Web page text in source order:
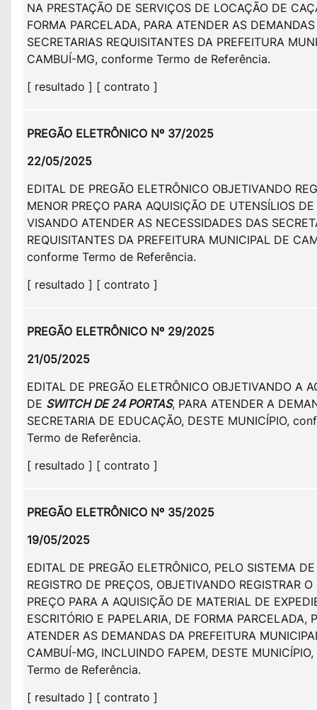
NA PRESTAÇÃO DE SERVIÇOS DE LOCAÇÃO DE
FORMA PARCELADA, PARA ATENDER AS
SECRETARIAS REQUISITANTES DA PREFEITURA
CAMBUÍ-MG, conforme Termo de Referência.
[ resultado ] [ contrato ]
PREGÃO ELETRÔNICO Nº 37/2025
22/05/2025
EDITAL DE PREGÃO ELETRÔNICO OBJETIVANDO
MENOR PREÇO PARA AQUISIÇÃO DE UTENSÍLIOS
VISANDO ATENDER AS NECESSIDADES DAS
REQUISITANTES DA PREFEITURA MUNICIPAL DE
conforme Termo de Referência.
[ resultado ] [ contrato ]
PREGÃO ELETRÔNICO Nº 29/2025
21/05/2025
EDITAL DE PREGÃO ELETRÔNICO OBJETIVANDO A
DE SWITCH DE 24 PORTAS, PARA ATENDER A
SECRETARIA DE EDUCAÇÃO, DESTE MUNICÍPIO,
Termo de Referência.
[ resultado ] [ contrato ]
PREGÃO ELETRÔNICO Nº 35/2025
19/05/2025
EDITAL DE PREGÃO ELETRÔNICO, PELO SISTEMA DE
REGISTRO DE PREÇOS, OBJETIVANDO REGISTRAR O
PREÇO PARA A AQUISIÇÃO DE MATERIAL DE
ESCRITÓRIO E PAPELARIA, DE FORMA PARCELADA,
ATENDER AS DEMANDAS DA PREFEITURA
CAMBUÍ-MG, INCLUINDO FAPEM, DESTE
Termo de Referência.
[ resultado ] [ contrato ]